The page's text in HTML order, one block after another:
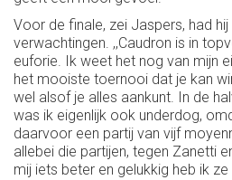
Voor de finale, zei Jaspers, had
verwachtingen. ,,Caudron is in
euforie. Ik weet het nog van mijn
het mooiste toernooi dat je kan
wel alsof je alles aankunt. In de
was ik eigenlijk ook underdog,
daarvoor een partij van vijf
allebei die partijen, tegen Zanetti
mij iets beter en gelukkig heb ik ze